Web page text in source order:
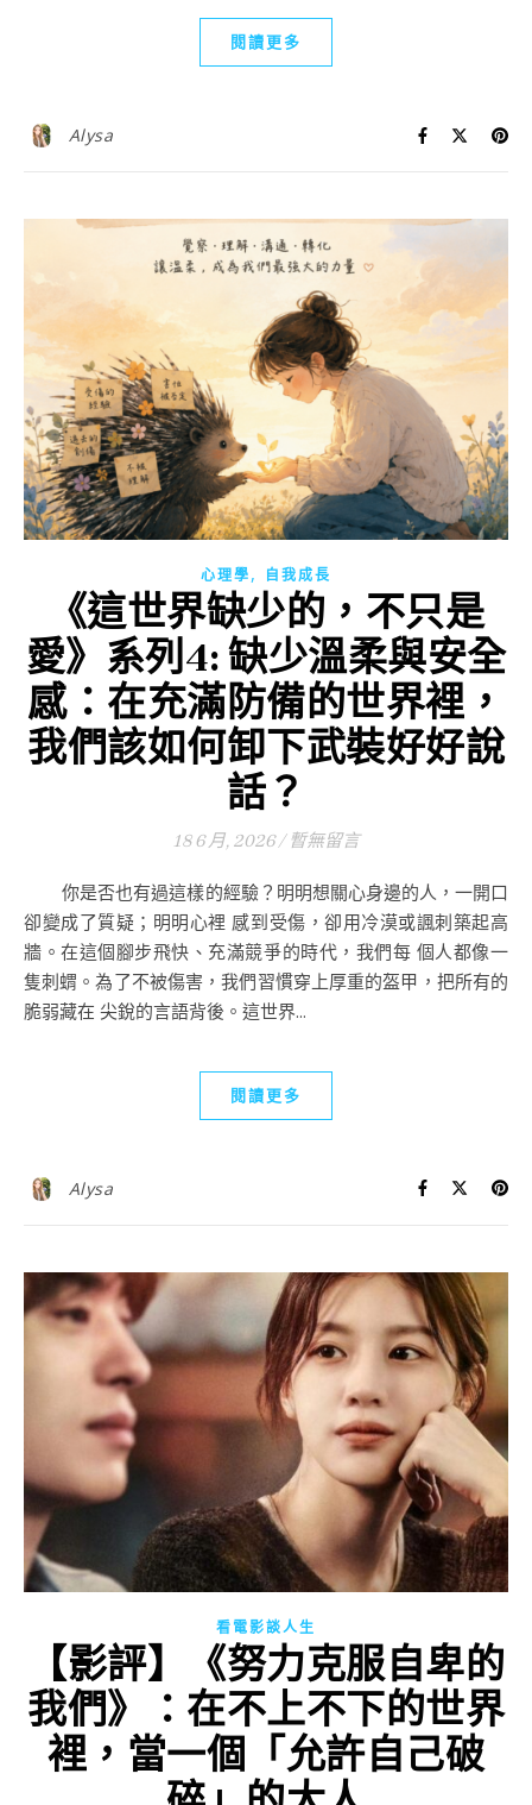
閱讀更多
Alysa
心理學, 自我成長
《這世界缺少的，不只是
愛》系列4: 缺少溫柔與安全
感：在充滿防備的世界裡，
我們該如何卸下武裝好好說
話？
18 6 月, 2026 / 暫無留言
你是否也有過這樣的經驗？明明想關心身邊的人，一開口
卻變成了質疑；明明心裡 感到受傷，卻用冷漠或諷刺築起高
牆。在這個腳步飛快、充滿競爭的時代，我們每 個人都像一
隻刺蝟。為了不被傷害，我們習慣穿上厚重的盔甲，把所有的
脆弱藏在 尖銳的言語背後。這世界...
閱讀更多
Alysa
看電影談人生
【影評】《努力克服自卑的
我們》：在不上不下的世界
裡，當一個「允許自己破